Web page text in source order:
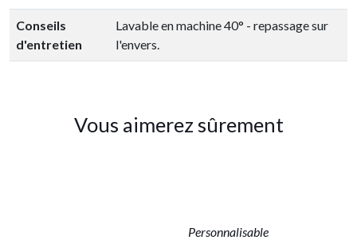
Conseils
d'entretien
Lavable en machine 40° - repassage sur
l'envers.
Vous aimerez sûrement
Personnalisable